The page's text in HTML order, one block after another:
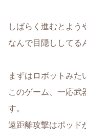
しばらく進むとよう
なんで目隠ししてる
まずはロボットみた
このゲーム、一応武
す。
遠距離攻撃はポッド